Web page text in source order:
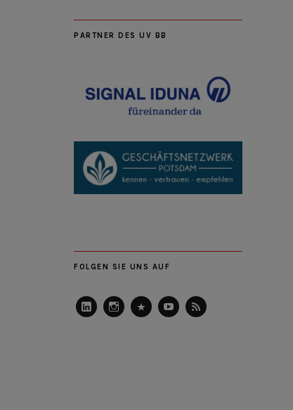
PARTNER DES UV BB
FOLGEN SIE UNS AUF